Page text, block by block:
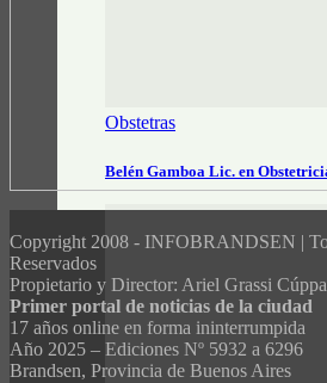
Obstetras
Belén Gamboa Lic. en
Copyright 2008 - INFOBRANDSEN |
Reservados
Propietario y Director: Ariel Grassi
Primer portal de noticias de la ciudad
17 años online en forma ininterrumpida
Año 2025 – Ediciones Nº 5932 a 6296
Brandsen, Provincia de Buenos Aires